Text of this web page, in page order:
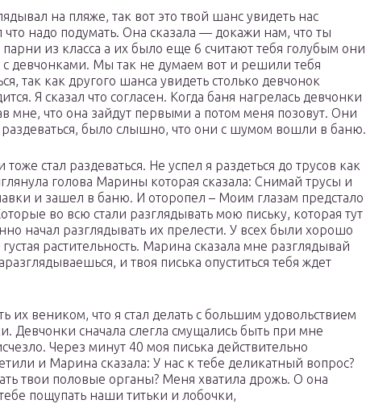
на пляже, так вот это твой шанс увидеть нас
что надо подумать. Она сказала — докажи нам, что ты
из класса а их было еще 6 считают тебя голубым они
с девчонками. Мы так не думаем вот и решили тебя
так как другого шанса увидеть столько девчонок
Я сказал что согласен. Когда баня нагрелась девчонки
мне, что она зайдут первыми а потом меня позовут. Они
было слышно, что они с шумом вошли в баню.
стал раздеваться. Не успел я раздеться до трусов как
голова Марины которая сказала: Снимай трусы и
и зашел в баню. И оторопел – Моим глазам предстало
во всю стали разглядывать мою письку, которая тут
начал разглядывать их прелести. У всех были хорошо
растительность. Марина сказала мне разглядывай
и твоя писька опуститься тебя ждет
их веником, что я стал делать с большим удовольствием
Девчонки сначала слегла смущались быть при мне
Через минут 40 моя писька действительно
и Марина сказала: У нас к тебе деликатный вопрос?
твои половые органы? Меня хватила дрожь. О она
пощупать наши титьки и лобочки,